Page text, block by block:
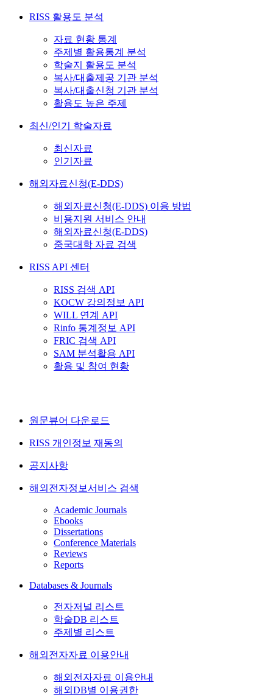
RISS 활용도 분석
자료 현황 통계
주제별 활용통계 분석
학술지 활용도 분석
복사/대출제공 기관 분석
복사/대출신청 기관 분석
활용도 높은 주제
최신/인기 학술자료
최신자료
인기자료
해외자료신청(E-DDS)
해외자료신청(E-DDS) 이용 방법
비용지원 서비스 안내
해외자료신청(E-DDS)
중국대학 자료 검색
RISS API 센터
RISS 검색 API
KOCW 강의정보 API
WILL 연계 API
Rinfo 통계정보 API
FRIC 검색 API
SAM 분석활용 API
활용 및 참여 현황
원문뷰어 다운로드
RISS 개인정보 재동의
공지사항
해외전자정보서비스 검색
Academic Journals
Ebooks
Dissertations
Conference Materials
Reviews
Reports
Databases & Journals
전자저널 리스트
학술DB 리스트
주제별 리스트
해외전자자료 이용안내
해외전자자료 이용안내
해외DB별 이용권한